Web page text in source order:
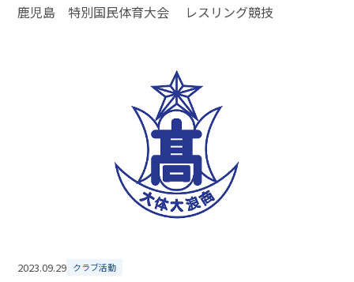
鹿児島 特別国民体育大会 レスリング競技
2023.09.29 クラブ活動